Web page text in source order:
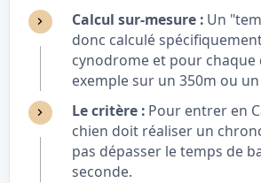
Calcul sur-mesure : Un
donc calculé
cynodrome et pour chaque
exemple sur un 350m ou
Le critère : Pour entrer en
chien doit réaliser un
pas dépasser le temps de
seconde.